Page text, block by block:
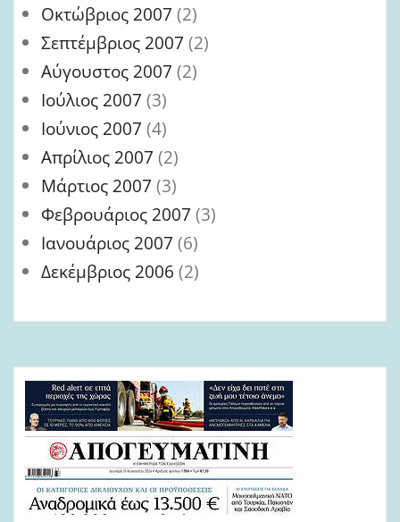
Οκτώβριος 2007 (2)
Σεπτέμβριος 2007 (2)
Αύγουστος 2007 (2)
Ιούλιος 2007 (3)
Ιούνιος 2007 (4)
Απρίλιος 2007 (2)
Μάρτιος 2007 (3)
Φεβρουάριος 2007 (3)
Ιανουάριος 2007 (6)
Δεκέμβριος 2006 (2)